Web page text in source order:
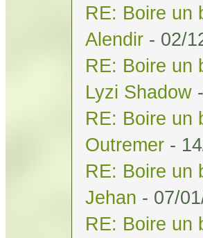
RE: Boire un
Alendir - 02/
RE: Boire un
Lyzi Shadow
RE: Boire un
Outremer -
RE: Boire un
Jehan - 07/
RE: Boire un